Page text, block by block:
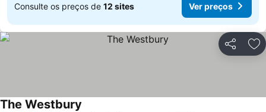
Consulte os preços de 12 sites Ver preços
Partilhar
The Westbury